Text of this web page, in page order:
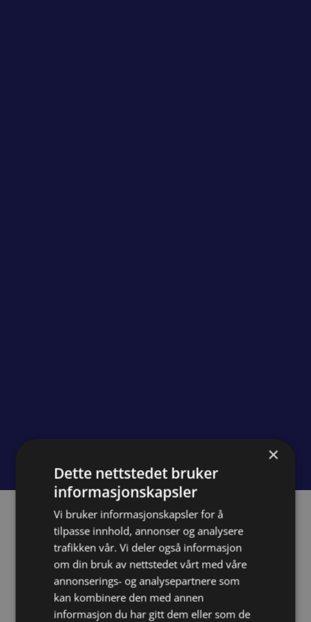
Om prosjektet
Utfordringen
I forbindelse med nytt navn hadde
selskapet behov for en ny visuell identitet
×
Dette nettstedet bruker
informasjonskapsler
Vi bruker informasjonskapsler for å
tilpasse innhold, annonser og analysere
trafikken vår. Vi deler også informasjon
om din bruk av nettstedet vårt med våre
annonserings- og analysepartnere som
kan kombinere den med annen
informasjon du har gitt dem eller som de